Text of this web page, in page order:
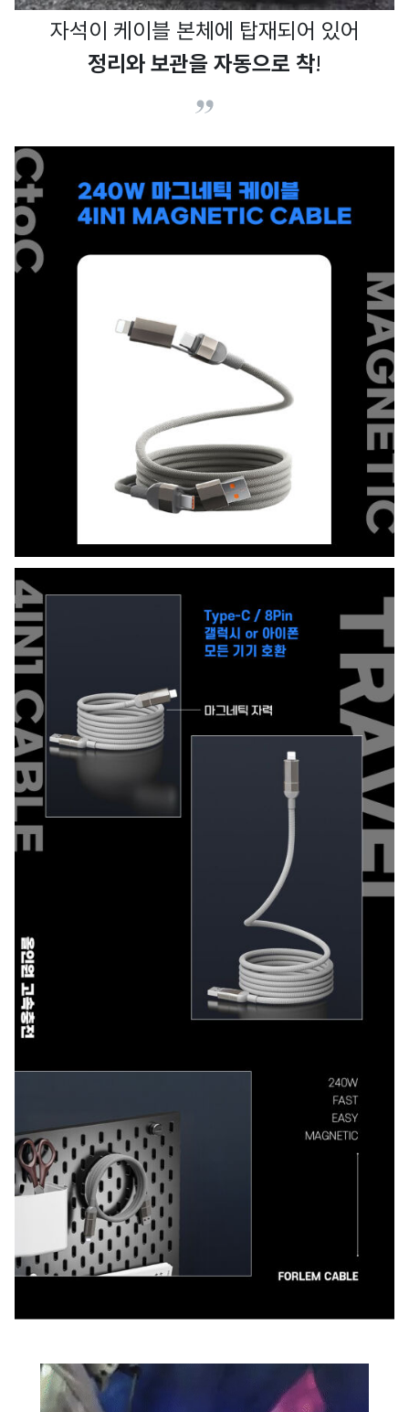
자석이 케이블 본체에 탑재되어 있어
정리와 보관을 자동으로 착!